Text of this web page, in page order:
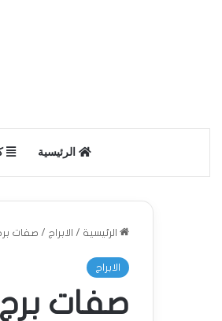
الرئيسية
الرئيسية / الابراج / صفات
الابراج
صفات برج